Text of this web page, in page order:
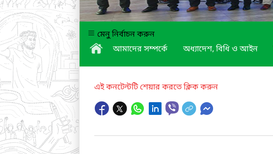
মেনু নির্বাচন করুন
আমাদের সম্পর্কে
অধ্যাদেশ, বিধি ও আইন
এই কনটেন্টটি শেয়ার করতে ক্লিক করুন